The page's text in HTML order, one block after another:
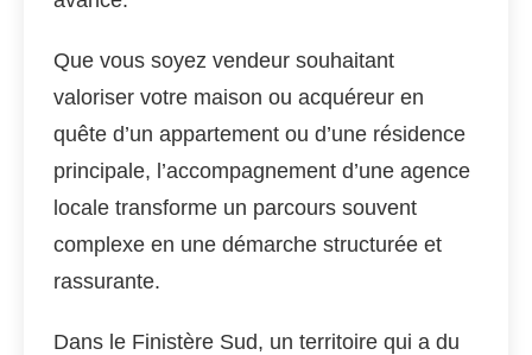
Que vous soyez vendeur souhaitant
valoriser votre maison ou acquéreur en
quête d’un appartement ou d’une résidence
principale, l’accompagnement d’une agence
locale transforme un parcours souvent
complexe en une démarche structurée et
rassurante.
Dans le Finistère Sud, un territoire qui a du